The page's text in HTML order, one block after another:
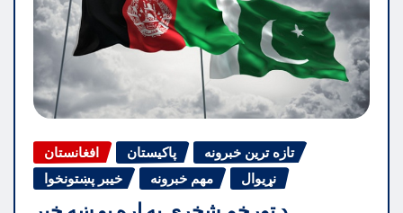
افغانستان پاکیستان
تازه ترین خبرونه
خیبر پښتونخوا
مهم خبرونه نړیوال